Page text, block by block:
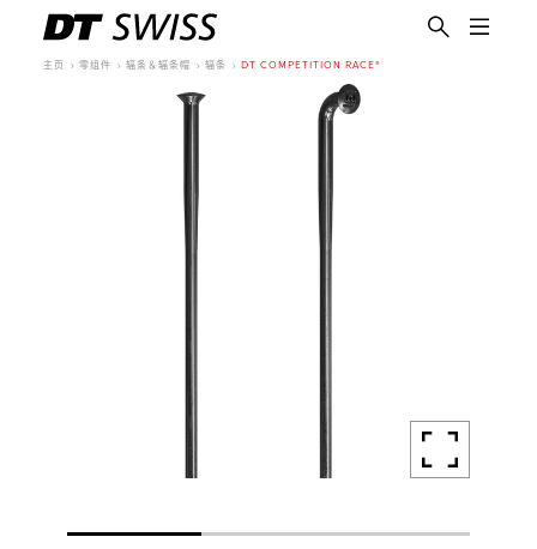
主页 零组件 辐条＆辐条帽 辐条 DT COMPETITION RACE®